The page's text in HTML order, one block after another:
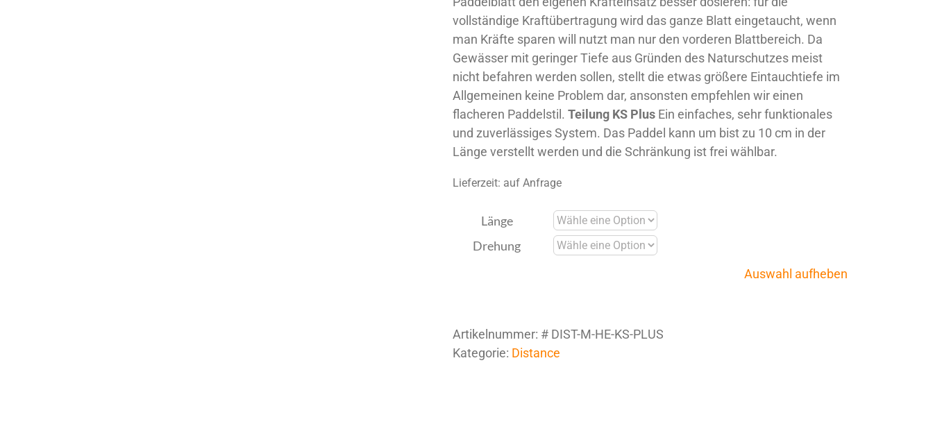
vollständige Kraftübertragung wird das ganze Blatt eingetaucht, wenn
man Kräfte sparen will nutzt man nur den vorderen Blattbereich. Da
Gewässer mit geringer Tiefe aus Gründen des Naturschutzes meist
nicht befahren werden sollen, stellt die etwas größere Eintauchtiefe im
Allgemeinen keine Problem dar, ansonsten empfehlen wir einen
flacheren Paddelstil. Teilung KS Plus Ein einfaches, sehr funktionales
und zuverlässiges System. Das Paddel kann um bist zu 10 cm in der
Länge verstellt werden und die Schränkung ist frei wählbar.
Lieferzeit: auf Anfrage
Länge
Drehung
Auswahl aufheben
Artikelnummer: # DIST-M-HE-KS-PLUS
Kategorie: Distance